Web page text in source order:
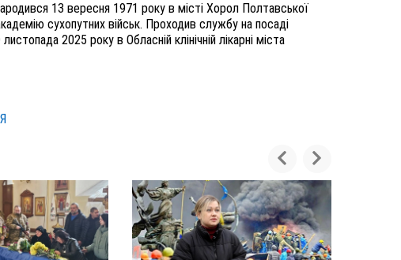
13 вересня 1971 року в місті Хорол Полтавської
сухопутних військ. Проходив службу на посаді
2025 року в Обласній клінічній лікарні міста